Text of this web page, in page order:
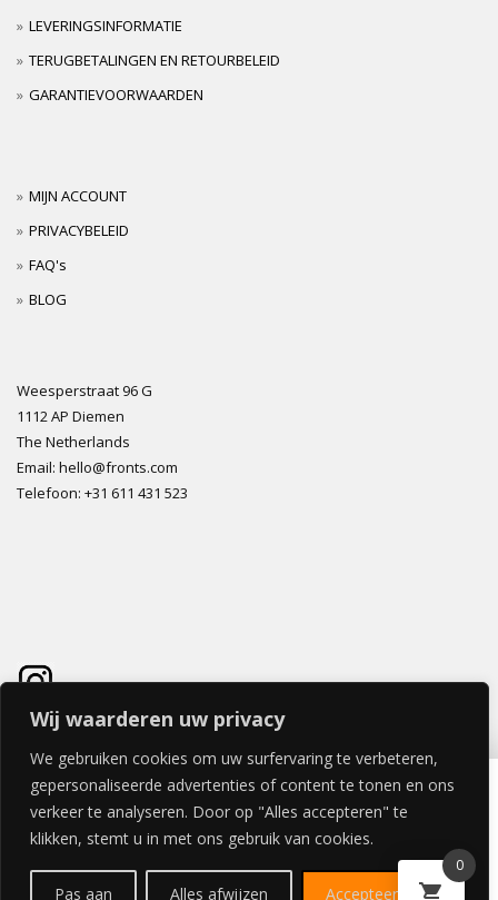
Wij waarderen uw privacy
We gebruiken cookies om uw surfervaring te verbeteren,
gepersonaliseerde advertenties of content te tonen en ons
verkeer te analyseren. Door op "Alles accepteren" te
klikken, stemt u in met ons gebruik van cookies.
Pas aan Alles afwijzen Accepteer alles
LEVERINGSINFORMATIE
TERUGBETALINGEN EN RETOURBELEID
GARANTIEVOORWAARDEN
MIJN ACCOUNT
PRIVACYBELEID
FAQ's
BLOG
Weesperstraat 96 G
1112 AP Diemen
The Netherlands
Email: hello@fronts.com
Telefoon: +31 611 431 523
© 2026 FRONTS.COM ALL RIGHTS RESERVED | POWERED BY
0
TOCCO BEDDEKINGSPANEEL 62x200cm
€237,16